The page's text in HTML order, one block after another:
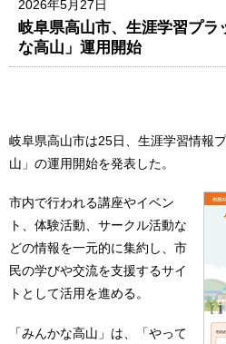
2026年5月27日
岐阜県高山市、生涯学習プラ
な高山」運用開始
岐阜県高山市は25日、生涯学習情報
山」の運用開始を発表した。
市内で行われる講座やイベン
ト、体験活動、サークル活動な
どの情報を一元的に集約し、市
民の学びや交流を支援するサイ
トとして活用を進める。
「みんかな高山」は、「やって